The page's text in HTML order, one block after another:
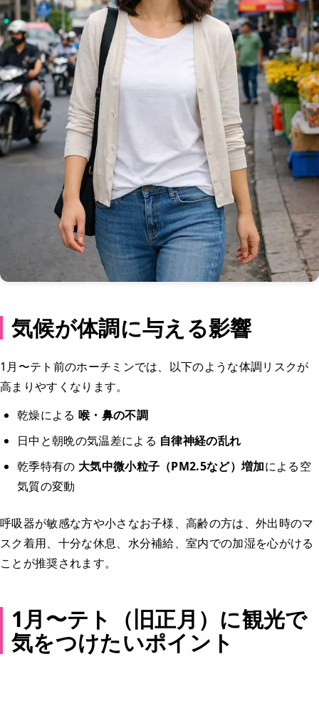
気候が体調に与える影響
1月〜テト前のホーチミンでは、以下のような体調リスクが
高まりやすくなります。
乾燥による 喉・鼻の不調
日中と朝晩の気温差による 自律神経の乱れ
乾季特有の 大気中微小粒子（PM2.5など）増加による空
気質の変動
呼吸器が敏感な方や小さなお子様、高齢の方は、外出時のマ
スク着用、十分な休息、水分補給、室内での加湿を心がける
ことが推奨されます。
1月〜テト（旧正月）に観光で
気をつけたいポイント